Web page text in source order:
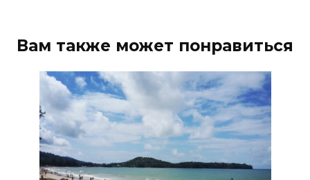
Вам также может понравиться